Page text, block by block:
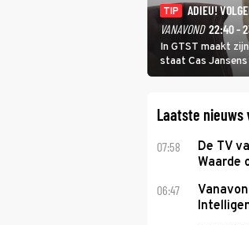
TIP
ADIEU!
VANAVOND 22:40 -
In GTST maakt
staat Cas
Laatste nieuws
07:58
De TV
Waarde
06:47